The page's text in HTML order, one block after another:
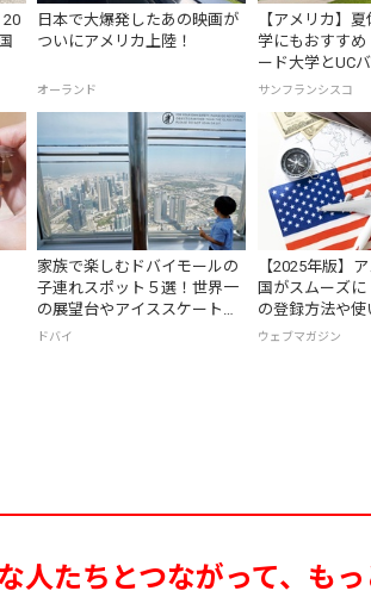
20
日本で大爆発したあの映画が
ついにアメリカ上陸！
オーランド
【アメリカ】
学にもおすすめ
ード大学とUC
日で巡る
サンフランシスコ
家族で楽しむドバイモールの
子連れスポット５選！世界一
の展望台やアイススケート場
をご紹介
ドバイ
【2025年版】
国がスムーズに
の登録方法や使
ウェブマガジン
人たちとつながって、もっ